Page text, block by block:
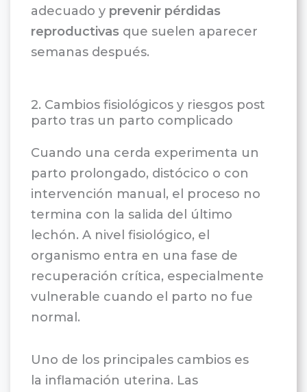
adecuado y prevenir pérdidas
reproductivas que suelen aparecer
semanas después.
2. Cambios fisiológicos y riesgos post
parto tras un parto complicado
Cuando una cerda experimenta un
parto prolongado, distócico o con
intervención manual, el proceso no
termina con la salida del último
lechón. A nivel fisiológico, el
organismo entra en una fase de
recuperación crítica, especialmente
vulnerable cuando el parto no fue
normal.
Uno de los principales cambios es
la inflamación uterina. Las